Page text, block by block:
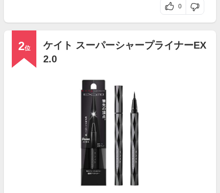
0
2位
ケイト スーパーシャープライナーEX
2.0